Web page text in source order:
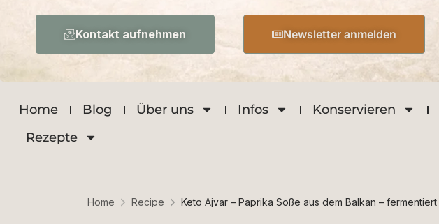
Kontakt aufnehmen Newsletter anmelden
Home Blog Über uns Infos Konservieren
Rezepte
Home Recipe Keto Ajvar – Paprika Soße aus dem Balkan – fermentiert